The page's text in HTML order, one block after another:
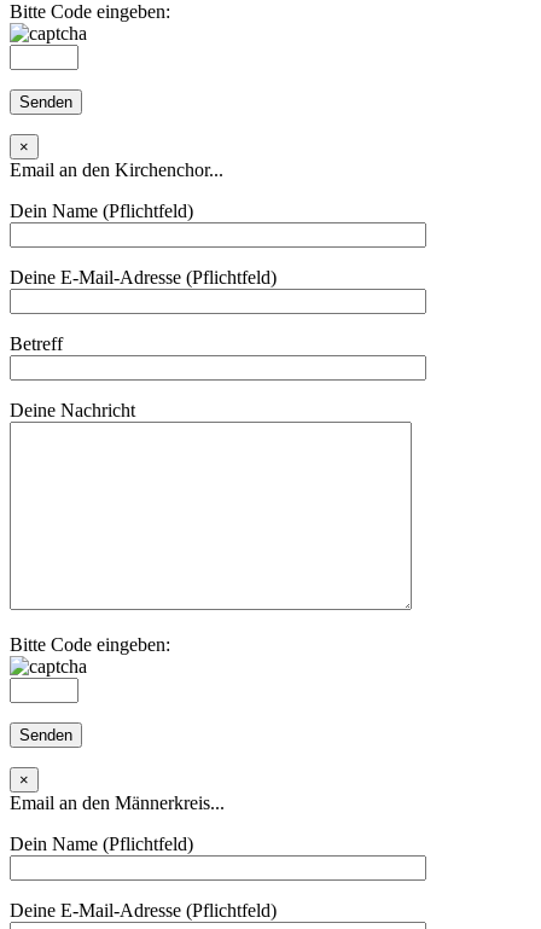
Bitte Code eingeben:
×
Email an den Kirchenchor...
Dein Name (Pflichtfeld)
Deine E-Mail-Adresse (Pflichtfeld)
Betreff
Deine Nachricht
Bitte Code eingeben:
×
Email an den Männerkreis...
Dein Name (Pflichtfeld)
Deine E-Mail-Adresse (Pflichtfeld)